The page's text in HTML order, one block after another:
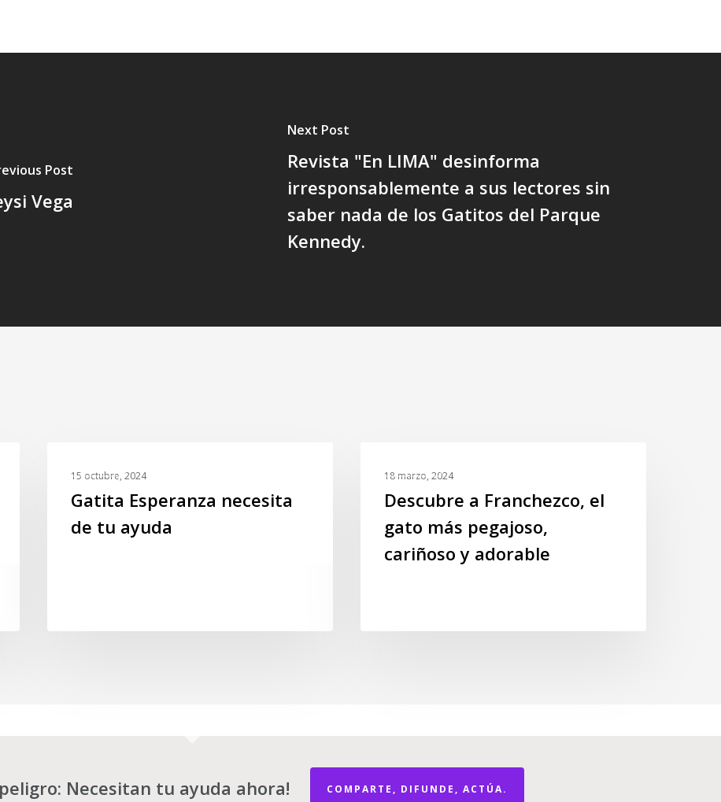
Post
Vega
Next Post
Revista "En LIMA" desinforma
irresponsablemente a sus lectores sin
saber nada de los Gatitos del Parque
Kennedy.
Esperanza
necesita
15 octubre, 2024
Gatita Esperanza necesita
de tu ayuda
Franchezco,
adorable
18 marzo, 2024
Descubre a Franchezco, el
gato más pegajoso,
cariñoso y adorable
Necesitan tu ayuda ahora! COMPARTE, DIFUNDE, ACTÚA.